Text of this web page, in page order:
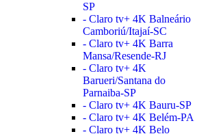
SP
- Claro tv+ 4K Balneário
Camboriú/Itajaí-SC
- Claro tv+ 4K Barra
Mansa/Resende-RJ
- Claro tv+ 4K
Barueri/Santana do
Parnaiba-SP
- Claro tv+ 4K Bauru-SP
- Claro tv+ 4K Belém-PA
- Claro tv+ 4K Belo